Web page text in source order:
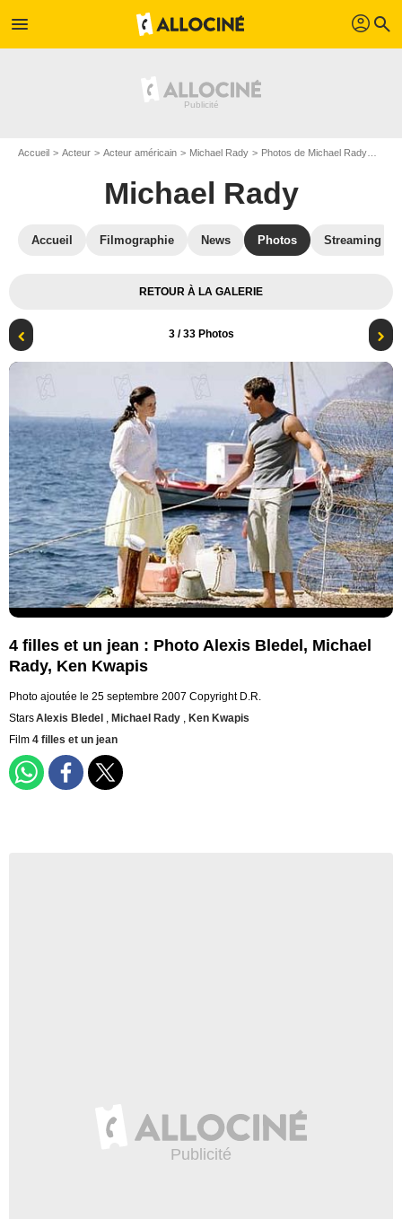
menu profil search
Accueil Acteur Acteur américain Michael Rady Photos de Michael Rady
Michael Rady
Accueil Filmographie News Photos Streaming
RETOUR À LA GALERIE
3/ 33 Photos
4 filles et un jean : Photo Alexis Bledel, Michael
Rady, Ken Kwapis
Photo ajoutée le 25 septembre 2007 Copyright D.R.
StarsAlexis Bledel , Michael Rady , Ken Kwapis
Film 4 filles et un jean